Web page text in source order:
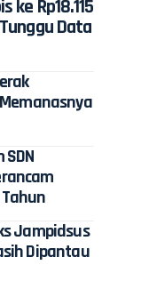
ke Rp18.115
Data
Jampidsus
Dipantau